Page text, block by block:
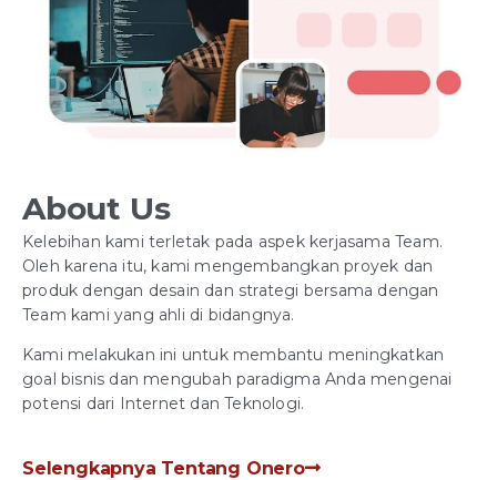
About Us
Kelebihan kami terletak pada aspek kerjasama Team.
Oleh karena itu, kami mengembangkan proyek dan
produk dengan desain dan strategi bersama dengan
Team kami yang ahli di bidangnya.
Kami melakukan ini untuk membantu meningkatkan
goal bisnis dan mengubah paradigma Anda mengenai
potensi dari Internet dan Teknologi.
Selengkapnya Tentang Onero